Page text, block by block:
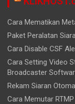
Cara Mematikan
Paket Peralatan
Cara Disable CSF
Cara Setting Video
Broadcaster
Rekam Siaran
Cara Memutar